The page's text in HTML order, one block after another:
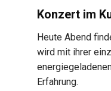
Konzert im
Heute Abend
wird mit ihrer
Erfahrung.